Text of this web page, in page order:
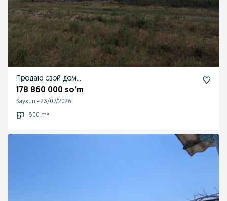
Продаю свой дом...
178 860 000 so’m
Sayxun - 23/07/2026
800 m²